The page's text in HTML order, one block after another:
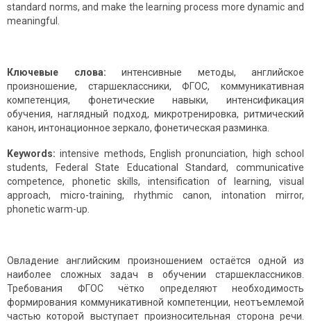
standard norms, and make the learning process more dynamic and
meaningful.
Ключевые слова: интенсивные методы, английское
произношение, старшеклассники, ФГОС, коммуникативная
компетенция, фонетические навыки, интенсификация
обучения, наглядный подход, микротренировка, ритмический
канон, интонационное зеркало, фонетическая разминка.
Keywords:intensive methods, English pronunciation, high school
students, Federal State Educational Standard, communicative
competence, phonetic skills, intensification of learning, visual
approach, micro-training, rhythmic canon, intonation mirror,
phonetic warm-up.
Овладение английским произношением остаётся одной из
наиболее сложных задач в обучении старшеклассников.
Требования ФГОС чётко определяют необходимость
формирования коммуникативной компетенции, неотъемлемой
частью которой выступает произносительная сторона речи.